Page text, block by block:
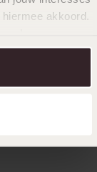
akkoord.